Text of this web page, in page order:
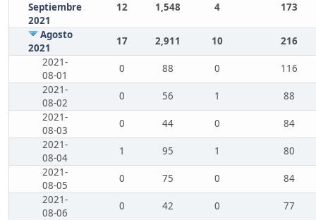
Septiembre
2021
12 1,548 4 173
Agosto
2021
17 2,911 10
216
2021-
08-01
0 88 0
116
2021-
08-02
0 56 1
88
2021-
08-03
0 44 0
84
2021-
08-04
1 95 1
80
2021-
08-05
0 75 0
84
2021-
08-06
0 42 0
77